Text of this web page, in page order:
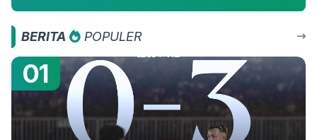
BERITA POPULER
01